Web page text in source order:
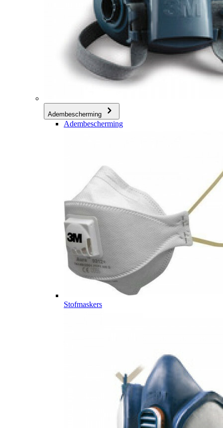
Adembescherming
Adembescherming
Stofmaskers